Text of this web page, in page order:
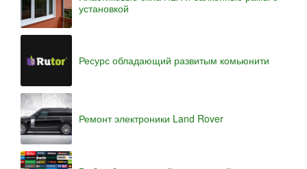
установкой
Ресурс обладающий развитым комьюнити
Ремонт электроники Land Rover